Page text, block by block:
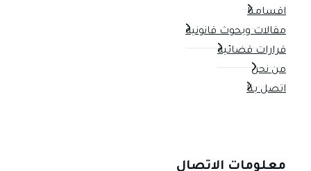
اقسامنا
مقالات وبحوث قانونية
قرارات قضائية
من نحن
اتصل بنا
معلومات الاتصال